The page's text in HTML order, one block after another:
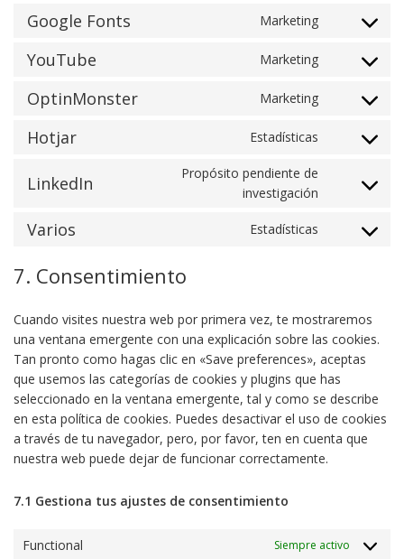
complianz
Google Fonts Marketing
Consent to
google-
YouTube Marketing
Consent to
youtube
OptinMonster Marketing
Consent to
Hotjar Estadísticas
Consent to
hotjar
LinkedIn
Propósito pendiente de
investigación
Consent to
linkedin
Varios Estadísticas
Consent to
7. Consentimiento
Cuando visites nuestra web por primera vez, te mostraremos
una ventana emergente con una explicación sobre las cookies.
Tan pronto como hagas clic en «Save preferences», aceptas
que usemos las categorías de cookies y plugins que has
seleccionado en la ventana emergente, tal y como se describe
en esta política de cookies. Puedes desactivar el uso de cookies
a través de tu navegador, pero, por favor, ten en cuenta que
nuestra web puede dejar de funcionar correctamente.
7.1 Gestiona tus ajustes de consentimiento
Functional Siempre activo